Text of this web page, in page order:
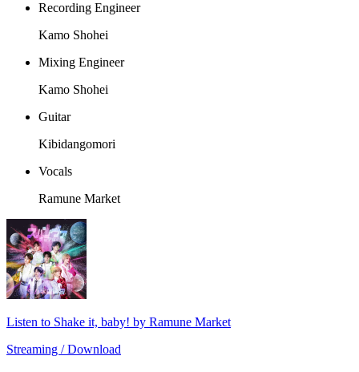
Recording Engineer
Kamo Shohei
Mixing Engineer
Kamo Shohei
Guitar
Kibidangomori
Vocals
Ramune Market
Listen to Shake it, baby! by Ramune Market
Streaming / Download